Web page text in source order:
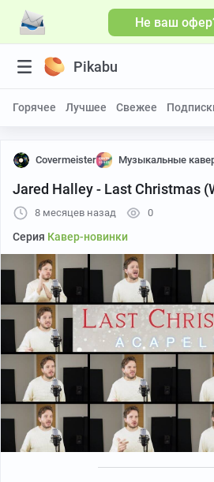
Не ваш
Pikabu
Горячее Лучшее Свежее
Covermeister Музыкальные
Jared Halley - Last Christmas
8 месяцев назад 0
Серия Кавер-новинки